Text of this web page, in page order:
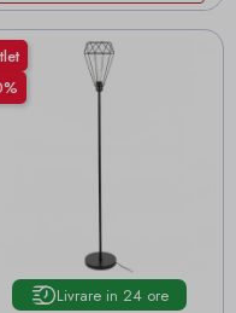
Livrare in 24 ore